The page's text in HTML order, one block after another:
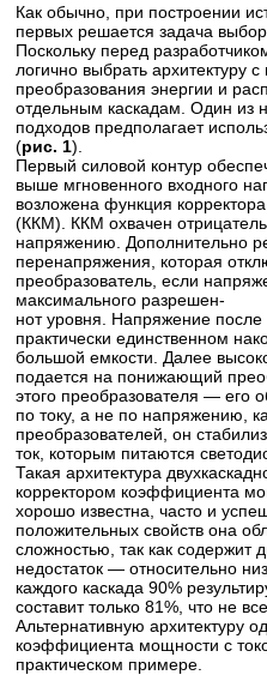
Как обычно, при построении
первых решается задача
Поскольку перед
логично выбрать архитектуру
преобразования энергии и
отдельным каскадам. Один из
подходов предполагает
(рис. 1).
Первый силовой контур
выше мгновенного входного
возложена функция
(ККМ). ККМ охвачен
напряжению. Дополнительно
перенапряжения, которая
преобразователь, если
максимального разрешен-
нот уровня. Напряжение
практически единственном
большой емкости. Далее
подается на понижающий
этого преобразователя — его
по току, а не по напряжению,
преобразователей, он
ток, которым питаются
Такая архитектура
корректором коэффициента
хорошо известна, часто и
положительных свойств она
сложностью, так как содержит
недостаток — относительно
каждого каскада 90%
составит только 81%, что не
Альтернативную архитектуру
коэффициента мощности с
практическом примере.